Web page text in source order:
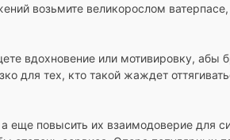
возьмите великорослом ватерпасе,
вдохновение или мотивировку, абы
для тех, кто такой жаждет
еще повысить их взаимодоверие для